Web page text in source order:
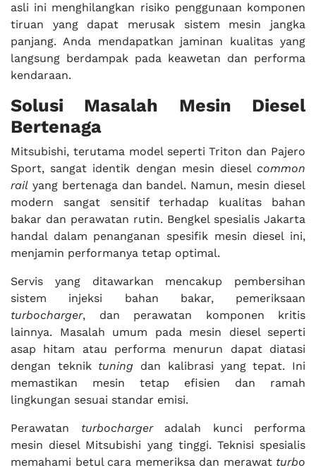
asli ini menghilangkan risiko penggunaan komponen
tiruan yang dapat merusak sistem mesin jangka
panjang. Anda mendapatkan jaminan kualitas yang
langsung berdampak pada keawetan dan performa
kendaraan.
Solusi Masalah Mesin Diesel
Bertenaga
Mitsubishi, terutama model seperti Triton dan Pajero
Sport, sangat identik dengan mesin diesel common
rail yang bertenaga dan bandel. Namun, mesin diesel
modern sangat sensitif terhadap kualitas bahan
bakar dan perawatan rutin. Bengkel spesialis Jakarta
handal dalam penanganan spesifik mesin diesel ini,
menjamin performanya tetap optimal.
Servis yang ditawarkan mencakup pembersihan
sistem injeksi bahan bakar, pemeriksaan
turbocharger, dan perawatan komponen kritis
lainnya. Masalah umum pada mesin diesel seperti
asap hitam atau performa menurun dapat diatasi
dengan teknik tuning dan kalibrasi yang tepat. Ini
memastikan mesin tetap efisien dan ramah
lingkungan sesuai standar emisi.
Perawatan turbochargeradalah kunci performa
mesin diesel Mitsubishi yang tinggi. Teknisi spesialis
memahami betul cara memeriksa dan merawat turbo